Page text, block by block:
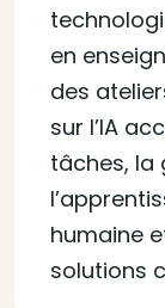
en
des
sur l’IA
tâches, la
humaine
solutions